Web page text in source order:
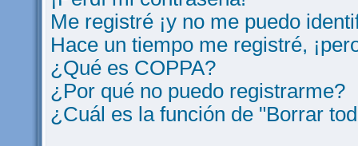
Me registré ¡y no me puedo
Hace un tiempo me registré,
¿Qué es COPPA?
¿Por qué no puedo registrarme?
¿Cuál es la función de "Borrar